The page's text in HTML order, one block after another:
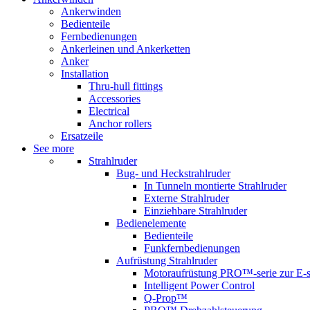
Ankerwinden
Bedienteile
Fernbedienungen
Ankerleinen und Ankerketten
Anker
Installation
Thru-hull fittings
Accessories
Electrical
Anchor rollers
Ersatzeile
See more
Strahlruder
Bug- und Heckstrahlruder
In Tunneln montierte Strahlruder
Externe Strahlruder
Einziehbare Strahlruder
Bedienelemente
Bedienteile
Funkfernbedienungen
Aufrüstung Strahlruder
Motoraufrüstung PRO™-serie zur E-
Intelligent Power Control
Q-Prop™